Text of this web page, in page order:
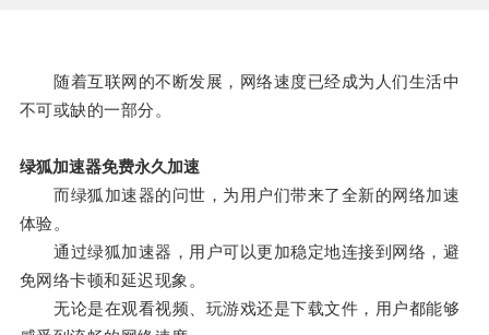
随着互联网的不断发展，网络速度已经成为人们生活中
不可或缺的一部分。
绿狐加速器免费永久加速
而绿狐加速器的问世，为用户们带来了全新的网络加速
体验。
通过绿狐加速器，用户可以更加稳定地连接到网络，避
免网络卡顿和延迟现象。
无论是在观看视频、玩游戏还是下载文件，用户都能够